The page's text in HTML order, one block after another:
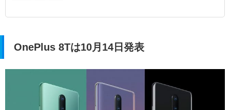
OnePlus 8Tは10月14日発表